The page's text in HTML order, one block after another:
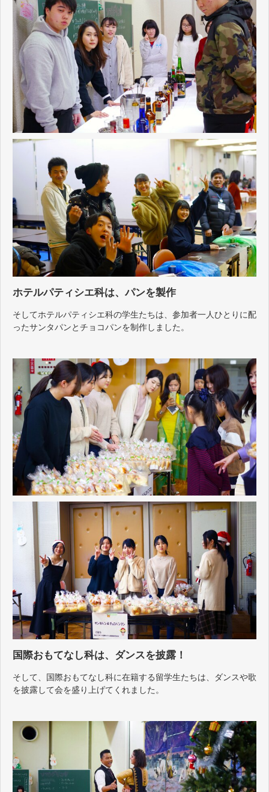
ホテルパティシエ科は、パンを製作
そしてホテルパティシエ科の学生たちは、参加者一人ひとりに配
ったサンタパンとチョコパンを制作しました。
国際おもてなし科は、ダンスを披露！
そして、国際おもてなし科に在籍する留学生たちは、ダンスや歌
を披露して会を盛り上げてくれました。